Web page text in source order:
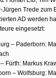
Jürgen Trede zum
AD werden
eingesetzt:
– Paderborn:
Fürth: Markus
– Wolfsburg: